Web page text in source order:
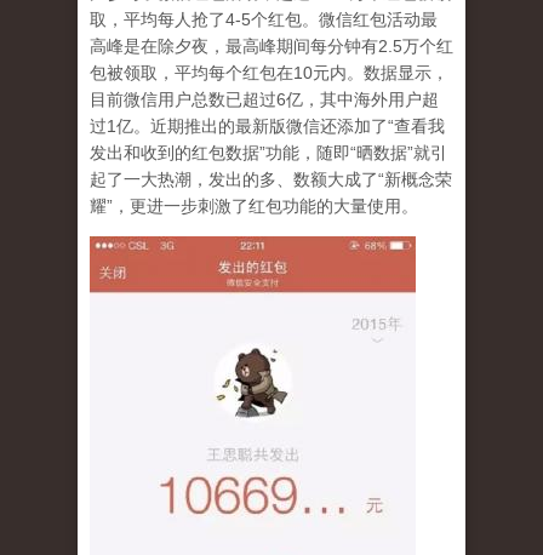
取，平均每人抢了4-5个红包。微信红包活动最
高峰是在除夕夜，最高峰期间每分钟有2.5万个红
包被领取，平均每个红包在10元内。数据显示，
目前微信用户总数已超过6亿，其中海外用户超
过1亿。近期推出的最新版微信还添加了“查看我
发出和收到的红包数据”功能，随即“晒数据”就引
起了一大热潮，发出的多、数额大成了“新概念荣
耀”，更进一步刺激了红包功能的大量使用。